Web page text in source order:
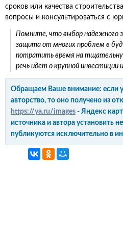
сроков или качества
вопросы и консультироваться с
Помните, что выбор надежного
защита от многих проблем в
потратить время на
речь идет о крупной
Обращаем Ваше внимание: если
авторство, то оно получено из
https://ya.ru/images - Яндекс
источника и автора установить
публикуются исключительно в